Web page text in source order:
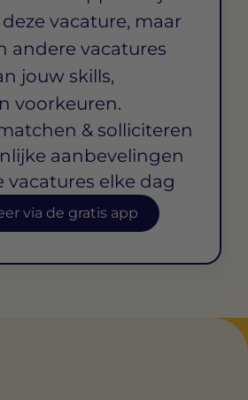
vacature, maar
andere vacatures
jouw skills,
voorkeuren.
& solliciteren
aanbevelingen
vacatures elke dag
via de gratis app